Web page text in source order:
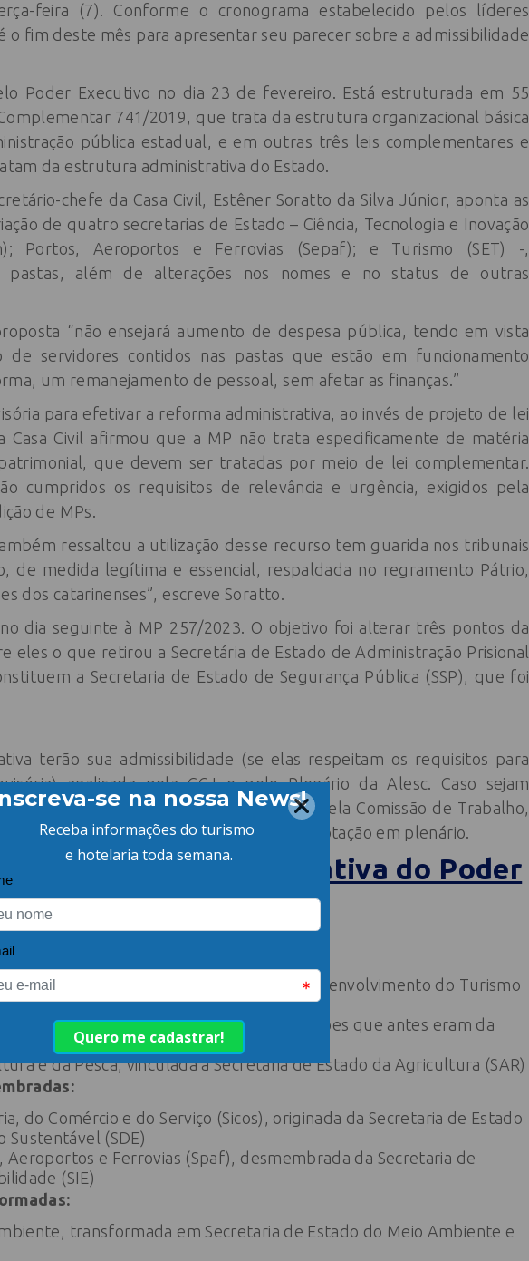
feira (7). Conforme o cronograma estabelecido pelos líderes
o fim deste mês para apresentar seu parecer sobre a admissibilidade
Poder Executivo no dia 23 de fevereiro. Está estruturada em 55
741/2019, que trata da estrutura organizacional básica
pública estadual, e em outras três leis complementares e
da estrutura administrativa do Estado.
chefe da Casa Civil, Estêner Soratto da Silva Júnior, aponta as
de quatro secretarias de Estado – Ciência, Tecnologia e Inovação
Portos, Aeroportos e Ferrovias (Sepaf); e Turismo (SET) -,
pastas, além de alterações nos nomes e no status de outras
“não ensejará aumento de despesa pública, tendo em vista
servidores contidos nas pastas que estão em funcionamento
um remanejamento de pessoal, sem afetar as finanças.”
para efetivar a reforma administrativa, ao invés de projeto de lei
Casa Civil afirmou que a MP não trata especificamente de matéria
que devem ser tratadas por meio de lei complementar.
cumpridos os requisitos de relevância e urgência, exigidos pela
de MPs.
ressaltou a utilização desse recurso tem guarida nos tribunais
de medida legítima e essencial, respaldada no regramento Pátrio,
dos catarinenses”, escreve Soratto.
dia seguinte à MP 257/2023. O objetivo foi alterar três pontos da
eles o que retirou a Secretária de Estado de Administração Prisional
a Secretaria de Estado de Segurança Pública (SSP), que foi
terão sua admissibilidade (se elas respeitam os requisitos para
analisada pela CCJ e pelo Plenário da Alesc. Caso sejam
Comissão de Finanças e Tributação e pela Comissão de Trabalho,
antes de serem convertidas em lei, após votação em plenário.
da reforma administrativa do Poder
(Seplan)
(Setur), em substituição à Agência de Desenvolvimento do Turismo
Tecnologia e Inovação (SCTI), com atribuições que antes eram da
(SEA) e da SDE
e da Pesca, vinculada à Secretaria de Estado da Agricultura (SAR)
do Comércio e do Serviço (Sicos), originada da Secretaria de Estado
Sustentável (SDE)
Aeroportos e Ferrovias (Spaf), desmembrada da Secretaria de
(SIE)
transformada em Secretaria de Estado do Meio Ambiente e